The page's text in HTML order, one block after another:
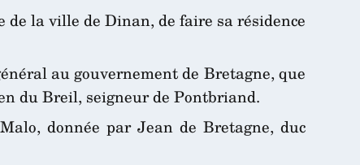
la ville de Dinan, de faire sa résidence
au gouvernement de Bretagne, que
du Breil, seigneur de Pontbriand.
donnée par Jean de Bretagne, duc